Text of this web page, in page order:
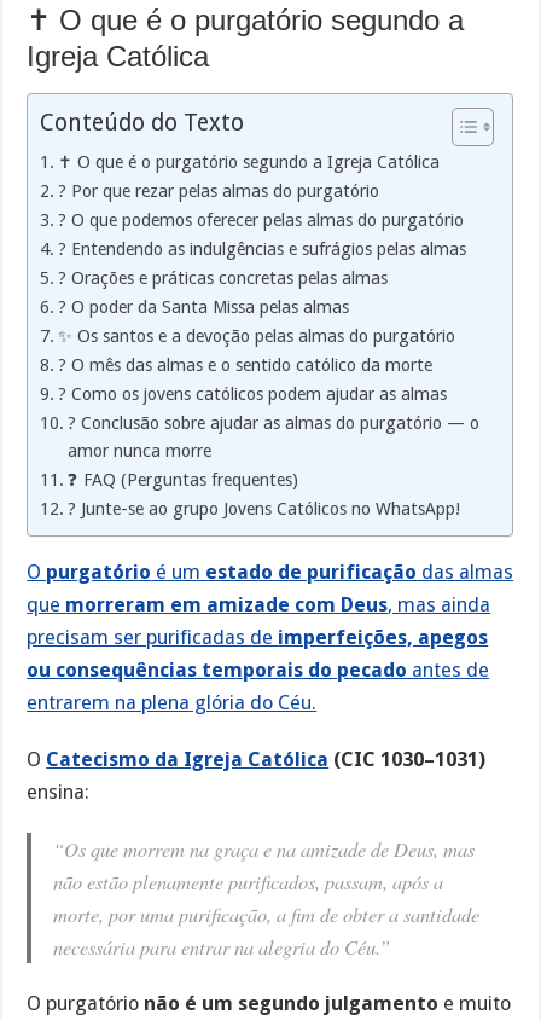
✝️ O que é o purgatório segundo a
Igreja Católica
Conteúdo do Texto
✝️ O que é o purgatório segundo a Igreja Católica
? Por que rezar pelas almas do purgatório
? O que podemos oferecer pelas almas do purgatório
? Entendendo as indulgências e sufrágios pelas almas
? Orações e práticas concretas pelas almas
?️ O poder da Santa Missa pelas almas
✨ Os santos e a devoção pelas almas do purgatório
?️ O mês das almas e o sentido católico da morte
? Como os jovens católicos podem ajudar as almas
? Conclusão sobre ajudar as almas do purgatório — o
amor nunca morre
❓ FAQ (Perguntas frequentes)
? Junte-se ao grupo Jovens Católicos no WhatsApp!
O purgatório é um estado de purificação das almas
que morreram em amizade com Deus, mas ainda
precisam ser purificadas de imperfeições, apegos
ou consequências temporais do pecado antes de
entrarem na plena glória do Céu.
O Catecismo da Igreja Católica (CIC 1030–1031)
ensina:
“Os que morrem na graça e na amizade de Deus, mas
não estão plenamente purificados, passam, após a
morte, por uma purificação, a fim de obter a santidade
necessária para entrar na alegria do Céu.”
O purgatório não é um segundo julgamento e muito